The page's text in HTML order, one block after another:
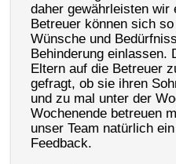
daher gewährleisten wir
Betreuer können sich
Wünsche und
Behinderung einlassen.
Eltern auf die Betreuer
gefragt, ob sie ihren
und zu mal unter der
Wochenende betreuen
unser Team natürlich
Feedback.